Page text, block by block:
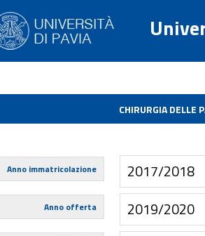
CHIRURGIA DELLE
Anno immatricolazione 2017/2018
Anno offerta 2019/2020